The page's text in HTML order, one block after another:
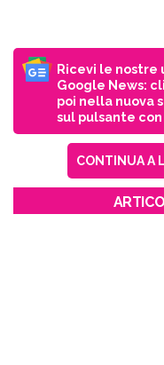
Ricevi le
Google News:
poi nella nuova
sul pulsante
CONTINUA A